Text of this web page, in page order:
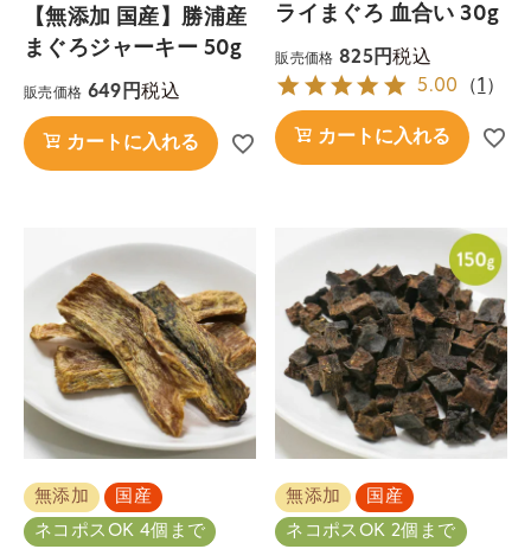
【無添加 国産】勝浦産
まぐろジャーキー 50g
販売価格 649 税込
カートに入れる
ライまぐろ 血合い 30g
販売価格 825 税込
5.00 （1 ）
カートに入れる
無添加
国産
ネコポスOK 4個まで
無添加
国産
ネコポスOK 2個まで